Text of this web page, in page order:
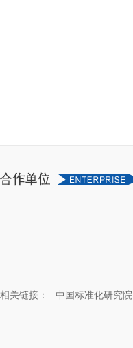
相关链接： 中国标准化研究院